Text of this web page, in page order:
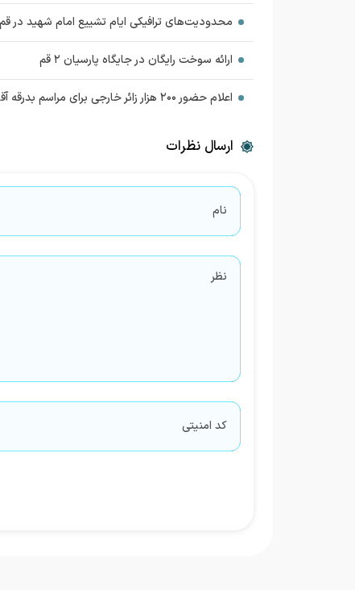
محدودیت‌های ترافیکی ایام تشییع امام شهید در قم
ارائه سوخت رایگان در جایگاه پارسیان ۲ قم
اعلام حضور ۲۰۰ هزار زائر خارجی برای مراسم بدرقه آقای شهید ایران در قم
ارسال نظرات